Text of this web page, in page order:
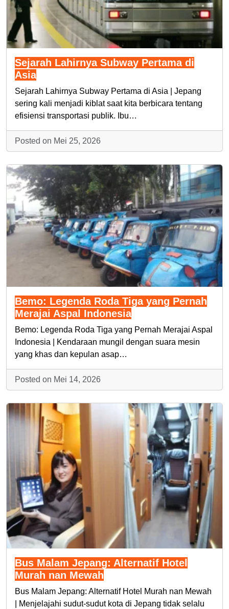
Sejarah Lahirnya Subway Pertama di
Asia
Sejarah Lahirnya Subway Pertama di Asia | Jepang
sering kali menjadi kiblat saat kita berbicara tentang
efisiensi transportasi publik. Ibu…
Posted on Mei 25, 2026
Bemo: Legenda Roda Tiga yang Pernah
Merajai Aspal Indonesia
Bemo: Legenda Roda Tiga yang Pernah Merajai Aspal
Indonesia | Kendaraan mungil dengan suara mesin
yang khas dan kepulan asap…
Posted on Mei 14, 2026
Bus Malam Jepang: Alternatif Hotel
Murah nan Mewah
Bus Malam Jepang: Alternatif Hotel Murah nan Mewah
| Menjelajahi sudut-sudut kota di Jepang tidak selalu